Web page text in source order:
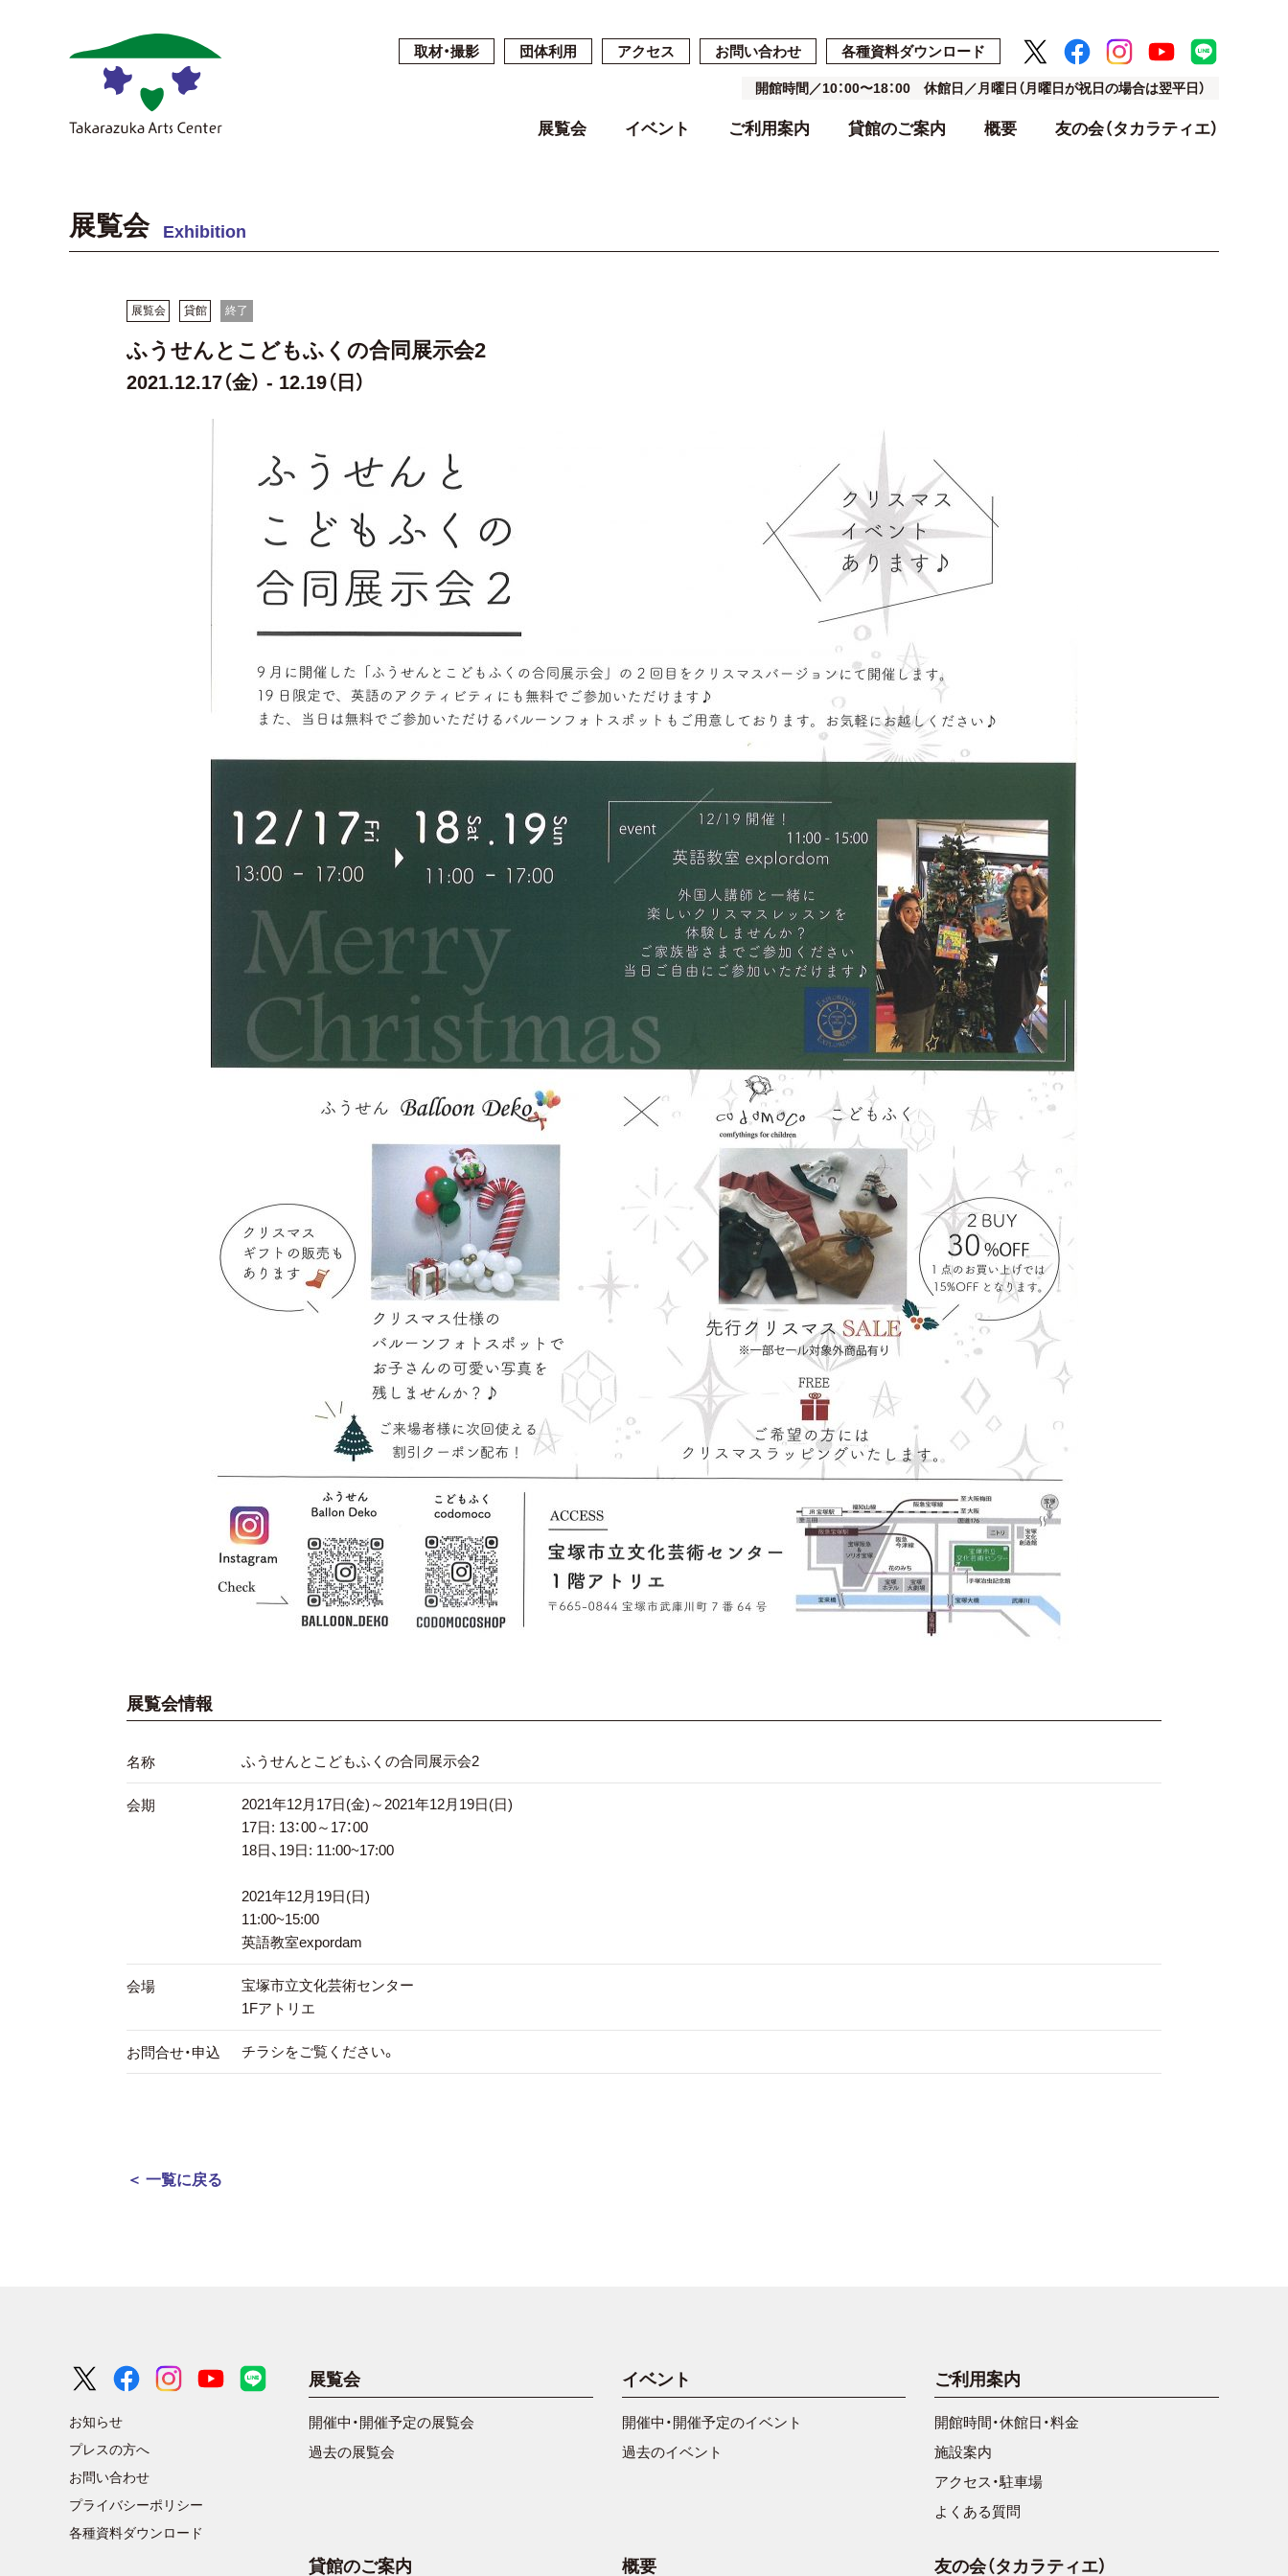
取材・撮影 団体利用 アクセス お問い合わせ 各種資料ダウンロード
開館時間／10：00〜18：00 休館日／月曜日（月曜日が祝日の場合は翌平日）
展覧会 イベント ご利用案内 貸館のご案内 概要 友の会（タカラティエ）
展覧会 Exhibition
展覧会 貸館 終了
ふうせんとこどもふくの合同展示会2
2021.12.17（金） - 12.19（日）
展覧会情報
名称 ふうせんとこどもふくの合同展示会2
会期
2021年12月17日(金)～2021年12月19日(日)
17日: 13：00～17：00
18日、19日: 11:00~17:00
2021年12月19日(日)
11:00~15:00
英語教室expordam
会場
宝塚市立文化芸術センター
1Fアトリエ
お問合せ・申込 チラシをご覧ください。
＜ 一覧に戻る
お知らせ
プレスの方へ
お問い合わせ
プライバシーポリシー
各種資料ダウンロード
展覧会
開催中・開催予定の展覧会
過去の展覧会
イベント
開催中・開催予定のイベント
過去のイベント
ご利用案内
開館時間・休館日・料金
施設案内
アクセス・駐車場
よくある質問
貸館のご案内 概要 友の会（タカラティエ）